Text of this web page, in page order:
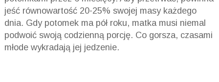
jeść równowartość 20-25% swojej masy każdego
dnia. Gdy potomek ma pół roku, matka musi niemal
podwoić swoją codzienną porcję. Co gorsza, czasami
młode wykradają jej jedzenie.